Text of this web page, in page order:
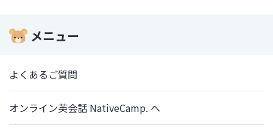
メニュー
よくあるご質問
オンライン英会話 NativeCamp. へ